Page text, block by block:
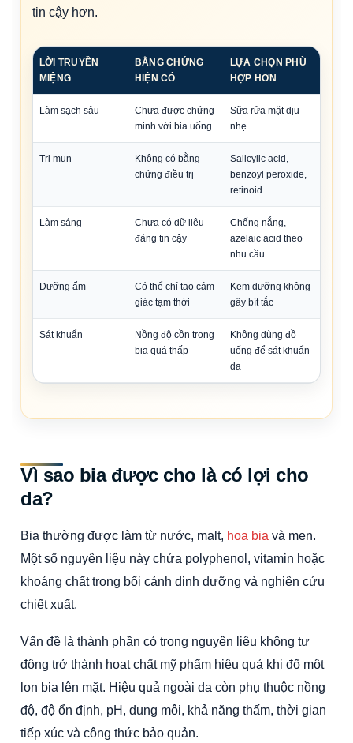
tin cậy hơn.
LỜI TRUYỀN
MIỆNG
BẰNG CHỨNG
HIỆN CÓ
LỰA CHỌN PHÙ
HỢP HƠN
Làm sạch sâu
Chưa được chứng
minh với bia uống
Sữa rửa mặt dịu
nhẹ
Trị mụn
Không có bằng
chứng điều trị
Salicylic acid,
benzoyl peroxide,
retinoid
Làm sáng
Chưa có dữ liệu
đáng tin cậy
Chống nắng,
azelaic acid theo
nhu cầu
Dưỡng ẩm
Có thể chỉ tạo cảm
giác tạm thời
Kem dưỡng không
gây bít tắc
Sát khuẩn
Nồng độ cồn trong
bia quá thấp
Không dùng đồ
uống để sát khuẩn
da
Vì sao bia được cho là có lợi cho
da?
Bia thường được làm từ nước, malt, hoa bia và men.
Một số nguyên liệu này chứa polyphenol, vitamin hoặc
khoáng chất trong bối cảnh dinh dưỡng và nghiên cứu
chiết xuất.
Vấn đề là thành phần có trong nguyên liệu không tự
động trở thành hoạt chất mỹ phẩm hiệu quả khi đổ một
lon bia lên mặt. Hiệu quả ngoài da còn phụ thuộc nồng
độ, độ ổn định, pH, dung môi, khả năng thấm, thời gian
tiếp xúc và công thức bảo quản.